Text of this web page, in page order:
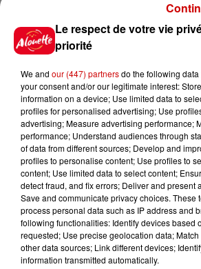
Jeux
Gagnez vos
Festival du Roi
Gagnez vos
Musée du Sport
Mans !
Alouette vous
Le respect de votre vie
priorité
We and our (447) partnersdo the following
your consent and/or our legitimate interest:
information on a device; Use limited data to
profiles for personalised advertising; Use
advertising; Measure advertising performance;
performance; Understand audiences through
of data from different sources; Develop and
profiles to personalise content; Use profiles to
content; Use limited data to select content;
detect fraud, and fix errors; Deliver and present
Save and communicate privacy choices. These
process personal data such as IP address and
following functionalities: Identify devices based
requested; Use precise geolocation data;
other data sources; Link different devices;
information transmitted automatically.